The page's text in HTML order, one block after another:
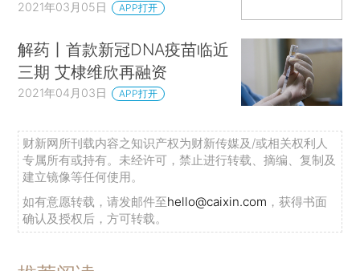
2021年03月05日 APP打开
解药丨首款新冠DNA疫苗临近
三期 艾棣维欣再融资
2021年04月03日 APP打开
财新网所刊载内容之知识产权为财新传媒及/或相关权利人
专属所有或持有。未经许可，禁止进行转载、摘编、复制及
建立镜像等任何使用。
如有意愿转载，请发邮件至hello@caixin.com ，获得书面
确认及授权后，方可转载。